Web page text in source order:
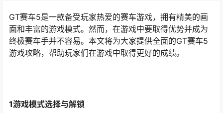
GT赛车5是一款备受玩家热爱的赛车游戏，拥有精美的画
面和丰富的游戏模式。然而，在游戏中要取得优势并成为
终极赛车手并不容易。本文将为大家提供全面的GT赛车5
游戏攻略，帮助玩家们在游戏中取得更好的成绩。
1游戏模式选择与解锁